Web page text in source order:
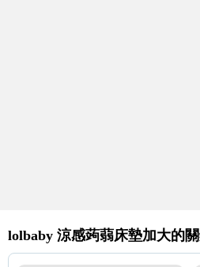
lolbaby 涼感蒟蒻床墊加大的